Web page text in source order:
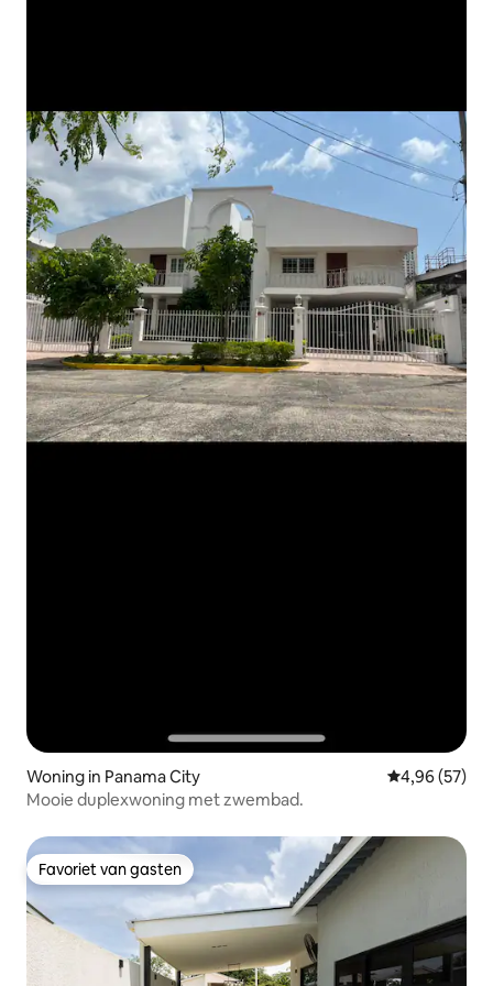
Woning in Panama City Gemiddelde
4,96 (57)
Mooie duplexwoning met zwembad.
Favoriet van gasten
Favoriet van gasten